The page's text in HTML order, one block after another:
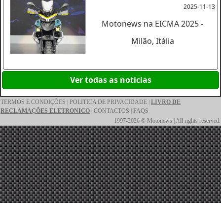
2025-11-13
Motonews na EICMA 2025 -
Milão, Itália
Ver todas as noticias
TERMOS E CONDIÇÕES | POLITICA DE PRIVACIDADE | LIVRO DE
RECLAMAÇÕES ELETRONICO | CONTACTOS | FAQS
1997-2026 © Motonews | All rights reserved.